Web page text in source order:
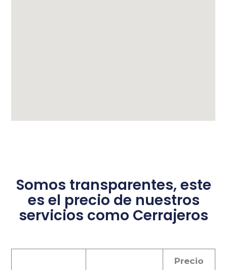
Somos transparentes, este
es el precio de nuestros
servicios como Cerrajeros
Precio